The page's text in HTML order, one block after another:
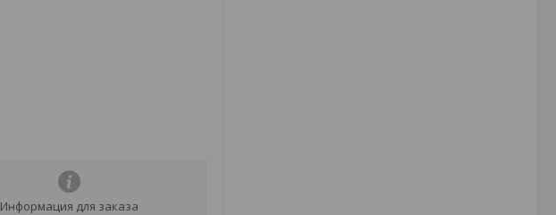
Информация для заказа